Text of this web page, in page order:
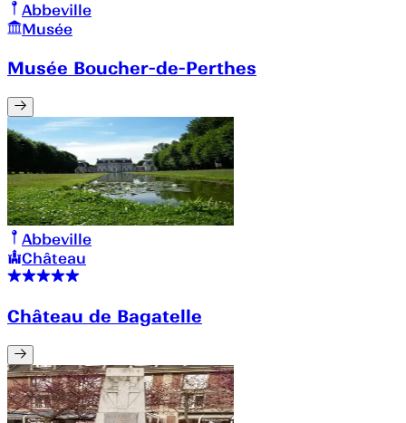
Abbeville
Musée
Musée Boucher-de-Perthes
Abbeville
Château
Château de Bagatelle